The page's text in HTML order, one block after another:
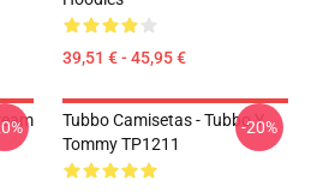
39,51 € - 45,95 €
Tubbo Camisetas - Tubbo Y
Tommy TP1211
-20%